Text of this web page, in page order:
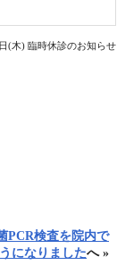
(木) 臨時休診のお知らせ
PCR検査を院内で
になりましたへ »